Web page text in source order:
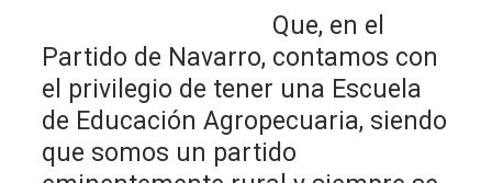
Que, en el
Partido de Navarro, contamos con
el privilegio de tener una Escuela
de Educación Agropecuaria, siendo
que somos un partido